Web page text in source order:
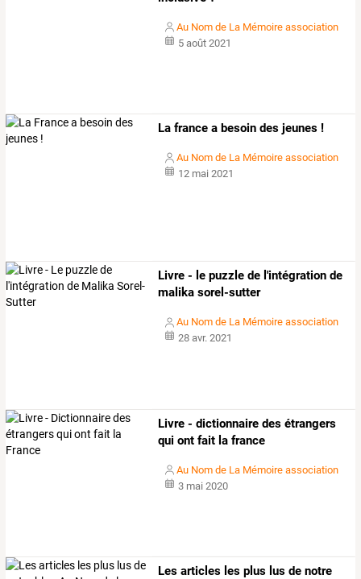
Au Nom de La Mémoire association
5 août 2021
La france a besoin des jeunes !
Au Nom de La Mémoire association
12 mai 2021
Livre - le puzzle de l'intégration de
malika sorel-sutter
Au Nom de La Mémoire association
28 avr. 2021
Livre - dictionnaire des étrangers
qui ont fait la france
Au Nom de La Mémoire association
3 mai 2020
Les articles les plus lus de notre